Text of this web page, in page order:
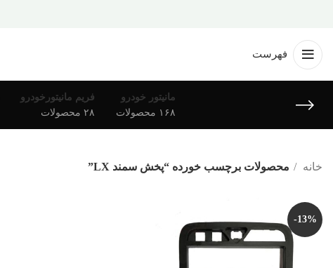
فهرست
مانیتور خودرو
۱۶۸ محصولات
فریم مانیتورخودرو
۲۸ محصولات
خانه محصولات برچسب خورده “پخش سمند LX”
-13%